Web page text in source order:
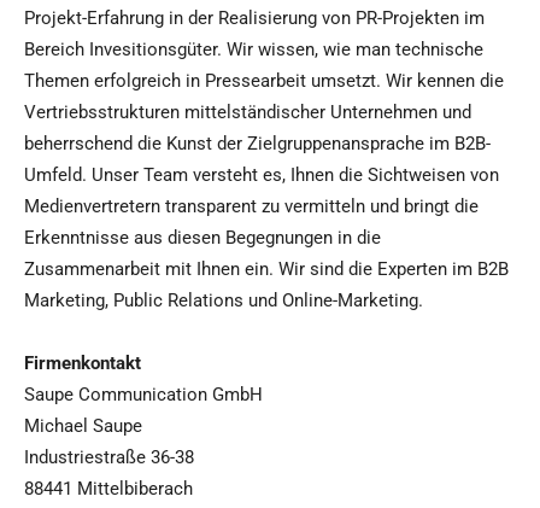
Projekt-Erfahrung in der Realisierung von PR-Projekten im
Bereich Invesitionsgüter. Wir wissen, wie man technische
Themen erfolgreich in Pressearbeit umsetzt. Wir kennen die
Vertriebsstrukturen mittelständischer Unternehmen und
beherrschend die Kunst der Zielgruppenansprache im B2B-
Umfeld. Unser Team versteht es, Ihnen die Sichtweisen von
Medienvertretern transparent zu vermitteln und bringt die
Erkenntnisse aus diesen Begegnungen in die
Zusammenarbeit mit Ihnen ein. Wir sind die Experten im B2B
Marketing, Public Relations und Online-Marketing.
Firmenkontakt
Saupe Communication GmbH
Michael Saupe
Industriestraße 36-38
88441 Mittelbiberach